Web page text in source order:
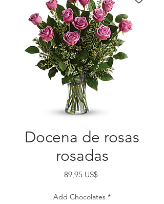
Docena de rosas
rosadas
89,95 US$Precio
Add Chocolates *